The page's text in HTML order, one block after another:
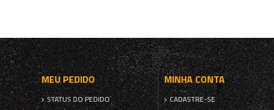
MEU PEDIDO
STATUS DO PEDIDO
MINHA CONTA
CADASTRE-SE